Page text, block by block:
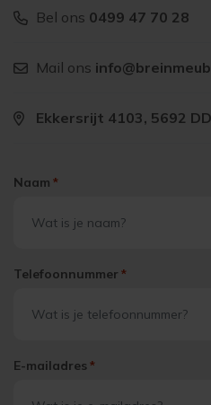
Bel ons 0499 47 70 28
Mail ons
Ekkersrijt 4103, 5692
Naam *
Telefoonnummer *
E-mailadres *